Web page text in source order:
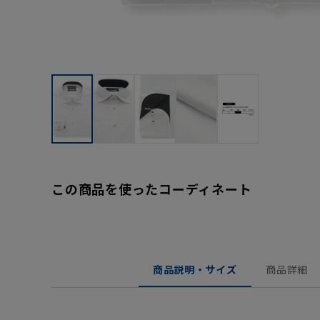
この商品を使ったコーディネート
商品説明・サイズ 商品詳細